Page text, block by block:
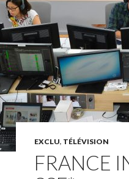
EXCLU, TÉLÉVISION
FRANCE